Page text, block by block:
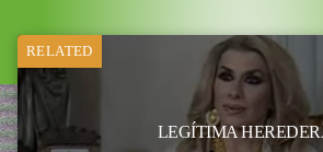
RELATED
LEGÍTIMA